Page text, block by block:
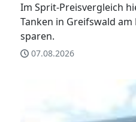
Im Sprit-Preisvergleich
Tanken in Greifswald
sparen.
07.08.2026